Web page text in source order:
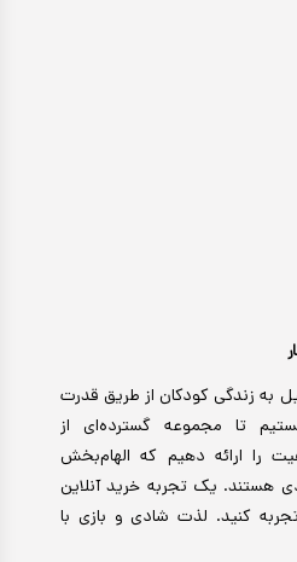
به زندگی کودکان از طریق قدرت
تا مجموعه گسترده‌ای از
را ارائه دهیم که الهام‌بخش
هستند. یک تجربه خرید آنلاین
تجربه کنید. لذت شادی و بازی با